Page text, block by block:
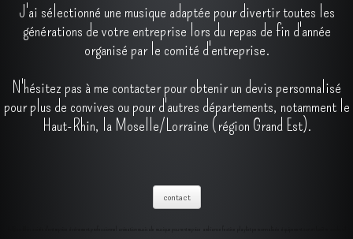
J'ai sélectionné une musique adaptée pour divertir toutes les
générations de votre entreprise lors du repas de fin d'année
organisé par le comité d'entreprise.
N'hésitez pas à me contacter pour obtenir un devis personnalisé
pour plus de convives ou pour d'autres départements, notamment le
Haut-Rhin, la Moselle/Lorraine (région Grand Est).
contact